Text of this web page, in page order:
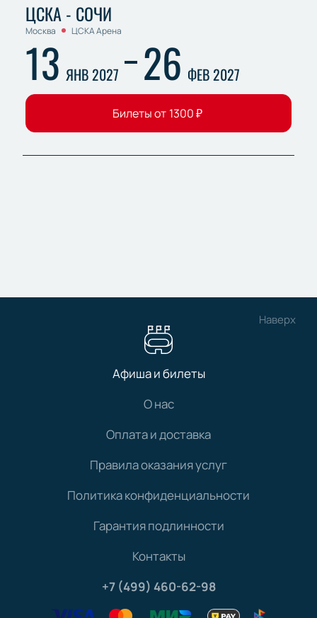
ЦСКА - СОЧИ
Москва ЦСКА Арена
13 ЯНВ 2027 26 ФЕВ 2027
Билеты от 1300₽
Наверх
Афиша и билеты
О нас
Оплата и доставка
Правила оказания услуг
Политика конфиденциальности
Гарантия подлинности
Контакты
+7 (499) 460-62-98